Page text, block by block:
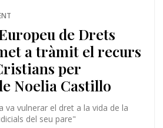
de Drets
a tràmit el recurs
per
Noelia Castillo
va vulnerar el dret a la vida de la
del seu pare"